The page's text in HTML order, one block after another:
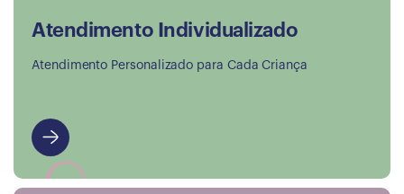
Atendimento Individualizado
Atendimento Personalizado para Cada Criança